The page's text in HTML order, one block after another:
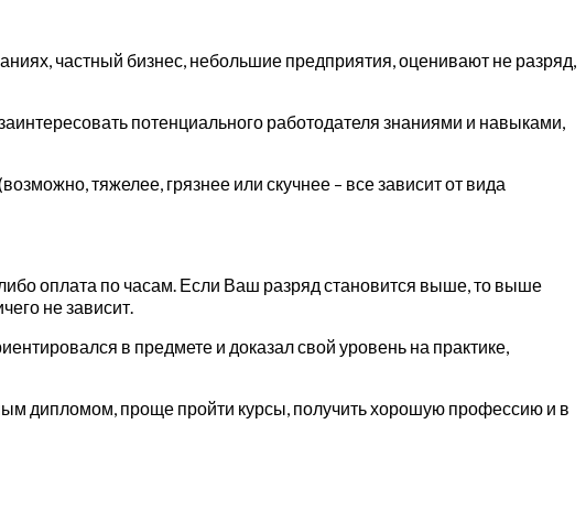
частный бизнес, небольшие предприятия, оценивают не разряд,
потенциального работодателя знаниями и навыками,
тяжелее, грязнее или скучнее – все зависит от вида
оплата по часам. Если Ваш разряд становится выше, то выше
не зависит.
в предмете и доказал свой уровень на практике,
дипломом, проще пройти курсы, получить хорошую профессию и в